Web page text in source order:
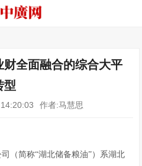
全面融合的综合大平
型
作者:马慧思
（简称“湖北储备粮油”）系湖北